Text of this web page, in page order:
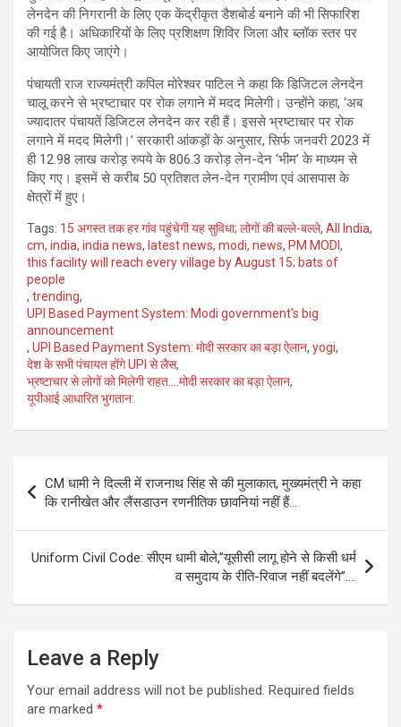
लेनदेन की निगरानी के लिए एक केंद्रीकृत डैशबोर्ड बनाने की भी सिफारिश
की गई है। अधिकारियों के लिए प्रशिक्षण शिविर जिला और ब्लॉक स्तर पर
आयोजित किए जाएंगे।
पंचायती राज राज्यमंत्री कपिल मोरेश्वर पाटिल ने कहा कि डिजिटल लेनदेन
चालू करने से भ्रष्टाचार पर रोक लगाने में मदद मिलेगी। उन्होंने कहा, ‘अब
ज्यादातर पंचायतें डिजिटल लेनदेन कर रही हैं। इससे भ्रष्टाचार पर रोक
लगाने में मदद मिलेगी।’ सरकारी आंकड़ों के अनुसार, सिर्फ जनवरी 2023 में
ही 12.98 लाख करोड़ रुपये के 806.3 करोड़ लेन-देन ‘भीम’ के माध्यम से
किए गए। इसमें से करीब 50 प्रतिशत लेन-देन ग्रामीण एवं आसपास के
क्षेत्रों में हुए।
Tags: 15 अगस्‍त तक हर गांव पहुंचेगी यह सुव‍िधा; लोगों की बल्‍ले-बल्‍ले, All India,
cm, india, india news, latest news, modi, news, PM MODI ,
this facility will reach every village by August 15; bats of
people
, trending,
UPI Based Payment System: Modi government's big
announcement
, UPI Based Payment System: मोदी सरकार का बड़ा ऐलान, yogi,
देश के सभी पंचायत होंगे UPI से लैस,
भ्रष्टाचार से लोगों को मिलेगी राहत....मोदी सरकार का बड़ा ऐलान,
यूपीआई आधारित भुगतान:
navigation
CM धामी ने दिल्ली में राजनाथ स‍िंह से की मुलाकात, मुख्यमंत्री ने कहा
कि रानीखेत और लैंसडाउन रणनीतिक छावनियां नहीं हैं…
Uniform Civil Code: सीएम धामी बोले,”यूसीसी लागू होने से किसी धर्म
व समुदाय के रीति-रिवाज नहीं बदलेंगे”….
Leave a Reply
Your email address will not be published. Required fields
are marked *